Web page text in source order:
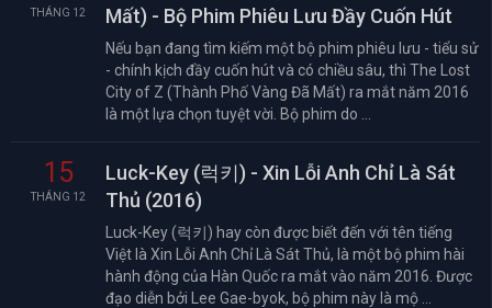
THÁNG 12
Mất) - Bộ Phim Phiêu Lưu Đầy Cuốn Hút
Nếu bạn đang tìm kiếm một bộ phim phiêu lưu - tiểu sử
- chính kịch đầy cuốn hút và có chiều sâu, thì The Lost
City of Z (Thành Phố Vàng Đã Mất) ra mắt năm 2016
là một lựa chọn tuyệt vời. Bộ phim do ...
15
THÁNG 12
Luck-Key (럭키) - Xin Lỗi Anh Chỉ Là Sát
Thủ (2016)
Luck-Key (럭키) hay còn được biết đến với tên tiếng
Việt là Xin Lỗi Anh Chỉ Là Sát Thủ, là một bộ phim hài
hành động của Hàn Quốc ra mắt vào năm 2016. Được
đạo diễn bởi Lee Gae-byok, bộ phim này là mộ ...